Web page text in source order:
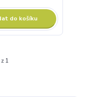
do košíku
z 1